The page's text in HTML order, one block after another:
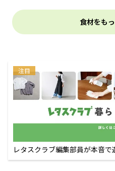
食材をも
注目
レタスクラブ編集部員が本音で